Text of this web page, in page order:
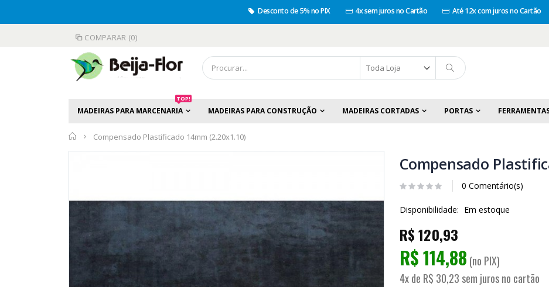
Desconto de 5% no PIX 4x sem juros no Cartão Até 12x com juros no Cartão
COMPARAR (0)
MADEIRAS PARA MARCENARIA
TOP!
MADEIRAS PARA CONSTRUÇÃO MADEIRAS CORTADAS PORTAS
Início
Compensado Plastificado 14mm (2.20x1.10)
Compensado
0 Comentário(s)
Disponibilidade: Em estoque
R$ 120,93
R$ 114,88 (no PIX)
4x de R$ 30,23 sem juros no cartão